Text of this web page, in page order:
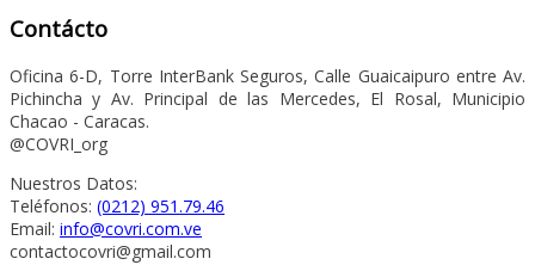
Contácto
Oficina 6-D, Torre InterBank Seguros, Calle Guaicaipuro entre Av.
Pichincha y Av. Principal de las Mercedes, El Rosal, Municipio
Chacao - Caracas.
@COVRI_org
Nuestros Datos:
Teléfonos: (0212) 951.79.46
Email: info@covri.com.ve
contactocovri@gmail.com